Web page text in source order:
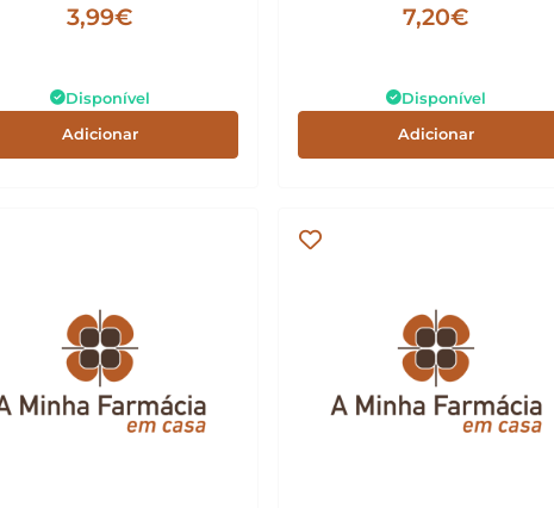
3,99€
Disponível
Adicionar
7,20€
Disponível
Adicionar